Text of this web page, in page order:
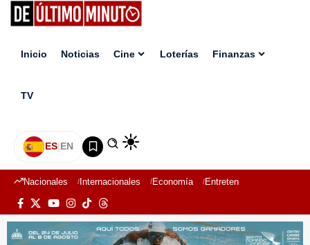
Inicio Noticias Cine Loterías Finanzas
TV
ES|EN
Nacionales Internacionales Economía Entretenimiento